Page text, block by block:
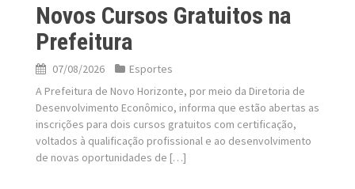
Novos Cursos Gratuitos na
Prefeitura
07/08/2026
Esportes
A Prefeitura de Novo Horizonte, por meio da Diretoria de
Desenvolvimento Econômico, informa que estão abertas as
inscrições para dois cursos gratuitos com certificação,
voltados à qualificação profissional e ao desenvolvimento
de novas oportunidades de […]